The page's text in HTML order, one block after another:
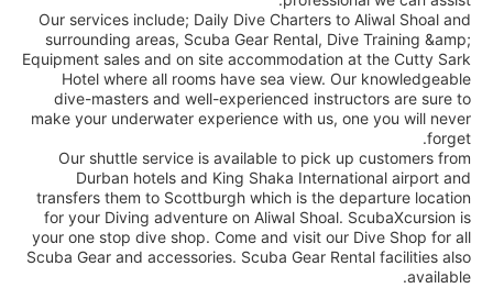
Our services include; Daily Dive Charters to Aliwal Shoal and
surrounding areas, Scuba Gear Rental, Dive Training &amp;
Equipment sales and on site accommodation at the Cutty Sark
Hotel where all rooms have sea view. Our knowledgeable
dive-masters and well-experienced instructors are sure to
make your underwater experience with us, one you will never
forget.
Our shuttle service is available to pick up customers from
Durban hotels and King Shaka International airport and
transfers them to Scottburgh which is the departure location
for your Diving adventure on Aliwal Shoal. ScubaXcursion is
your one stop dive shop. Come and visit our Dive Shop for all
Scuba Gear and accessories. Scuba Gear Rental facilities also
available.